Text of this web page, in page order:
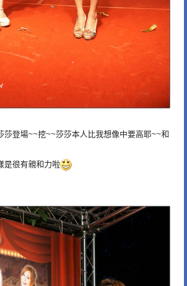
莎登場~~挖~~莎莎本人比我想像中要高耶~~和
是很有親和力啦